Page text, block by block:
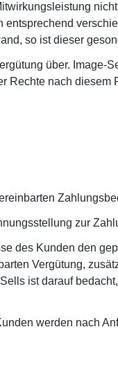
entsprechend
so ist dieser
über. Image-
Rechte nach diesem
zur
des Kunden den
Vergütung,
ist darauf
werden nach